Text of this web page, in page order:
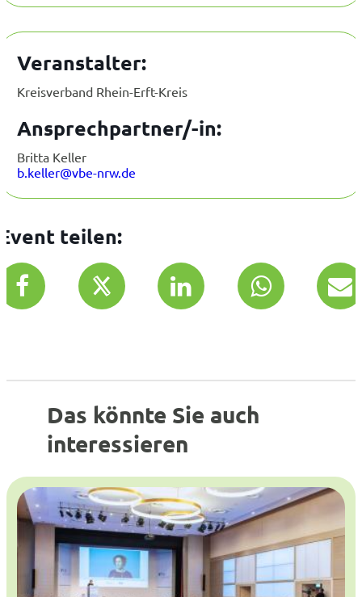
Veranstalter:
Kreisverband Rhein-Erft-Kreis
Ansprechpartner/-in:
Britta Keller
b.keller@vbe-nrw.de
teilen:
Das könnte Sie auch
interessieren